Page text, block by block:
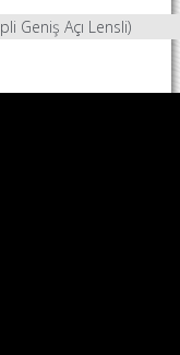
Geniş Açı Lensli)